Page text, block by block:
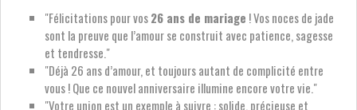
"Félicitations pour vos26 ans de mariage ! Vos noces de jade
sont la preuve que l’amour se construit avec patience, sagesse
et tendresse."
"Déjà 26 ans d’amour, et toujours autant de complicité entre
vous ! Que ce nouvel anniversaire illumine encore votre vie."
"Votre union est un exemple à suivre : solide, précieuse et